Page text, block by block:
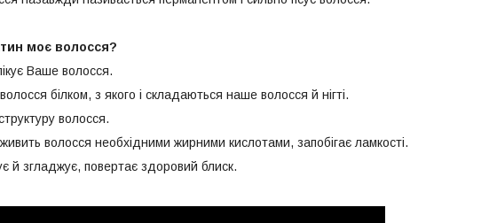
моє волосся?
Ваше волосся.
білком, з якого і складаються наше волосся й нігті.
волосся.
волосся необхідними жирними кислотами, запобігає ламкості.
й згладжує, повертає здоровий блиск.